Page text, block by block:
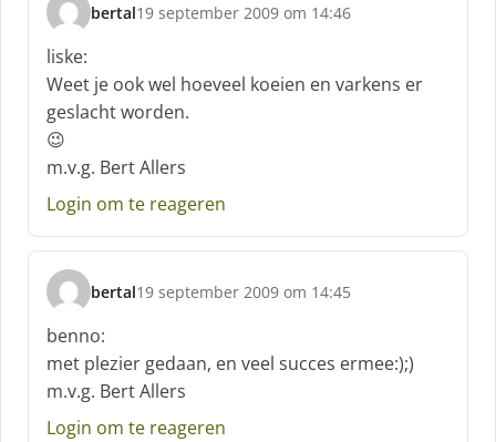
bertal
s
c
h
r
e
e
f
19 september 2009 om 14:46
liske:
Weet je ook wel hoeveel koeien en varkens er
geslacht worden.
😉
m.v.g. Bert Allers
Login om te reageren
bertal
s
c
h
r
e
e
19 september 2009 om 14:45
benno:
met plezier gedaan, en veel succes ermee:);)
m.v.g. Bert Allers
Login om te reageren